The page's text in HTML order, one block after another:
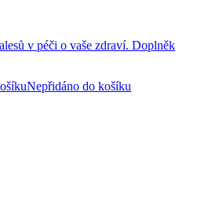
v péči o vaše zdraví. Doplněk
Nepřidáno do košíku